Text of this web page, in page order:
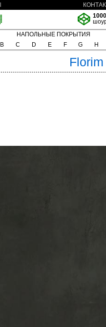
НАПОЛЬНЫЕ ПОКРЫТИЯ
B C D E F G H
Florim